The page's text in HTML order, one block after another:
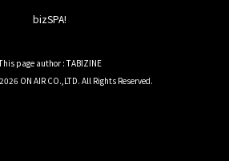
bizSPA!
page author : TABIZINE
ON AIR CO.,LTD. All Rights Reserved.